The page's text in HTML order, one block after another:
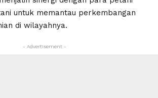
untuk memantau perkembangan
di wilayahnya.
- Advertisement -